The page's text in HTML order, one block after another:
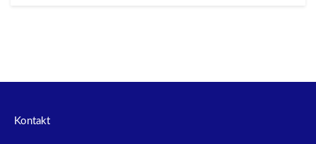
Kontakt